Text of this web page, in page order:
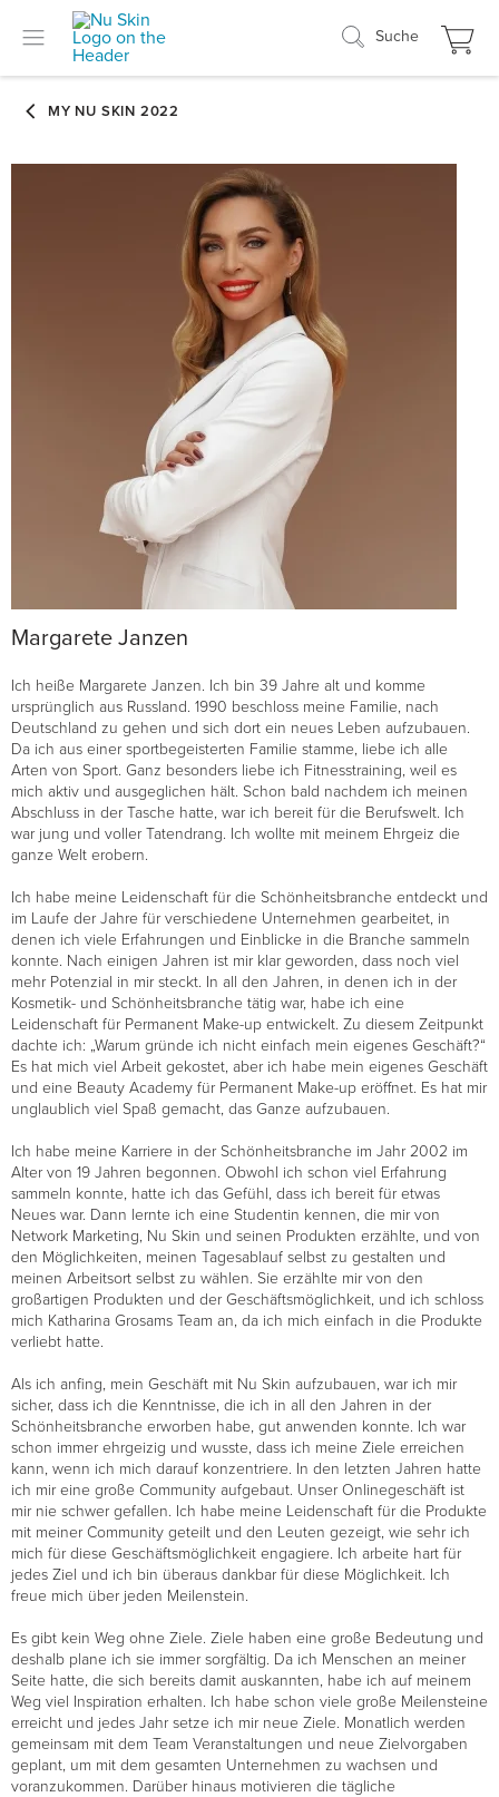
Suche
Margarete Janzen
Ich heiße Margarete Janzen. Ich bin 39 Jahre alt und komme
ursprünglich aus Russland. 1990 beschloss meine Familie, nach
Deutschland zu gehen und sich dort ein neues Leben aufzubauen.
Da ich aus einer sportbegeisterten Familie stamme, liebe ich alle
Arten von Sport. Ganz besonders liebe ich Fitnesstraining, weil es
mich aktiv und ausgeglichen hält. Schon bald nachdem ich meinen
Abschluss in der Tasche hatte, war ich bereit für die Berufswelt. Ich
war jung und voller Tatendrang. Ich wollte mit meinem Ehrgeiz die
ganze Welt erobern.
Ich habe meine Leidenschaft für die Schönheitsbranche entdeckt und
im Laufe der Jahre für verschiedene Unternehmen gearbeitet, in
denen ich viele Erfahrungen und Einblicke in die Branche sammeln
konnte. Nach einigen Jahren ist mir klar geworden, dass noch viel
mehr Potenzial in mir steckt. In all den Jahren, in denen ich in der
Kosmetik- und Schönheitsbranche tätig war, habe ich eine
Leidenschaft für Permanent Make-up entwickelt. Zu diesem Zeitpunkt
dachte ich: „Warum gründe ich nicht einfach mein eigenes Geschäft?“
Es hat mich viel Arbeit gekostet, aber ich habe mein eigenes Geschäft
und eine Beauty Academy für Permanent Make-up eröffnet. Es hat mir
unglaublich viel Spaß gemacht, das Ganze aufzubauen.
Ich habe meine Karriere in der Schönheitsbranche im Jahr 2002 im
Alter von 19 Jahren begonnen. Obwohl ich schon viel Erfahrung
sammeln konnte, hatte ich das Gefühl, dass ich bereit für etwas
Neues war. Dann lernte ich eine Studentin kennen, die mir von
Network Marketing, Nu Skin und seinen Produkten erzählte, und von
den Möglichkeiten, meinen Tagesablauf selbst zu gestalten und
meinen Arbeitsort selbst zu wählen. Sie erzählte mir von den
großartigen Produkten und der Geschäftsmöglichkeit, und ich schloss
mich Katharina Grosams Team an, da ich mich einfach in die Produkte
verliebt hatte.
Als ich anfing, mein Geschäft mit Nu Skin aufzubauen, war ich mir
sicher, dass ich die Kenntnisse, die ich in all den Jahren in der
Schönheitsbranche erworben habe, gut anwenden konnte. Ich war
schon immer ehrgeizig und wusste, dass ich meine Ziele erreichen
kann, wenn ich mich darauf konzentriere. In den letzten Jahren hatte
ich mir eine große Community aufgebaut. Unser Onlinegeschäft ist
mir nie schwer gefallen. Ich habe meine Leidenschaft für die Produkte
mit meiner Community geteilt und den Leuten gezeigt, wie sehr ich
mich für diese Geschäftsmöglichkeit engagiere. Ich arbeite hart für
jedes Ziel und ich bin überaus dankbar für diese Möglichkeit. Ich
freue mich über jeden Meilenstein.
Es gibt kein Weg ohne Ziele. Ziele haben eine große Bedeutung und
deshalb plane ich sie immer sorgfältig. Da ich Menschen an meiner
Seite hatte, die sich bereits damit auskannten, habe ich auf meinem
Weg viel Inspiration erhalten. Ich habe schon viele große Meilensteine
erreicht und jedes Jahr setze ich mir neue Ziele. Monatlich werden
gemeinsam mit dem Team Veranstaltungen und neue Zielvorgaben
geplant, um mit dem gesamten Unternehmen zu wachsen und
voranzukommen. Darüber hinaus motivieren die tägliche